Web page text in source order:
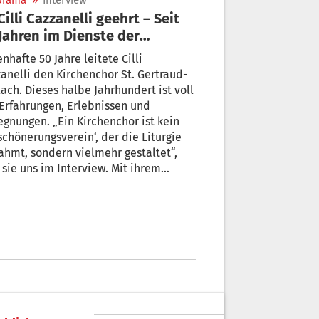
im Dienste der
Jahre leitete Cilli
den Kirchenchor St. Gertraud-
Dieses halbe Jahrhundert ist voll
Erlebnissen und
„Ein Kirchenchor ist kein
der die Liturgie
sondern vielmehr gestaltet“,
sie uns im Interview. Mit ihrem